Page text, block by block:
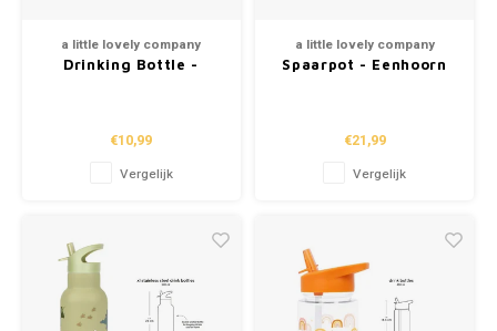
a little lovely company
Drinking Bottle -
€10,99
Vergelijk
a little lovely company
Spaarpot - Eenhoorn
€21,99
Vergelijk